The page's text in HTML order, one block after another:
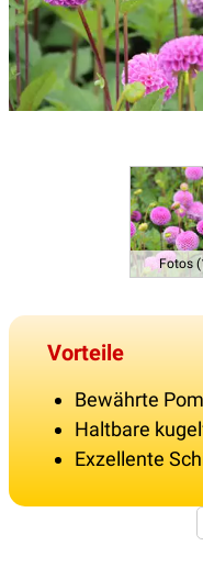
Fotos
Vorteile
Bewährte
Haltbare
Exzellente